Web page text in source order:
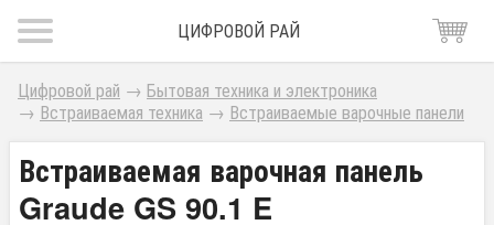
ЦИФРОВОЙ РАЙ
Цифровой рай → Бытовая техника и электроника
→ Встраиваемая техника → Встраиваемые варочные панели
Встраиваемая варочная панель
Graude GS 90.1 E